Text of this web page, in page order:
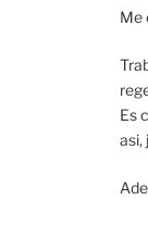
Me
Es
asi,